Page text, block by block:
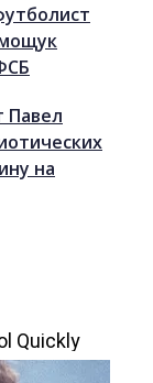
Павел
на